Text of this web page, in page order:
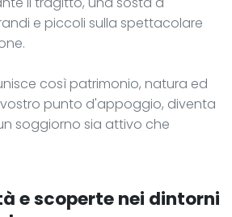
e piccoli sulla spettacolare
così patrimonio, natura ed
punto d'appoggio, diventa
soggiorno sia attivo che
e scoperte nei dintorni